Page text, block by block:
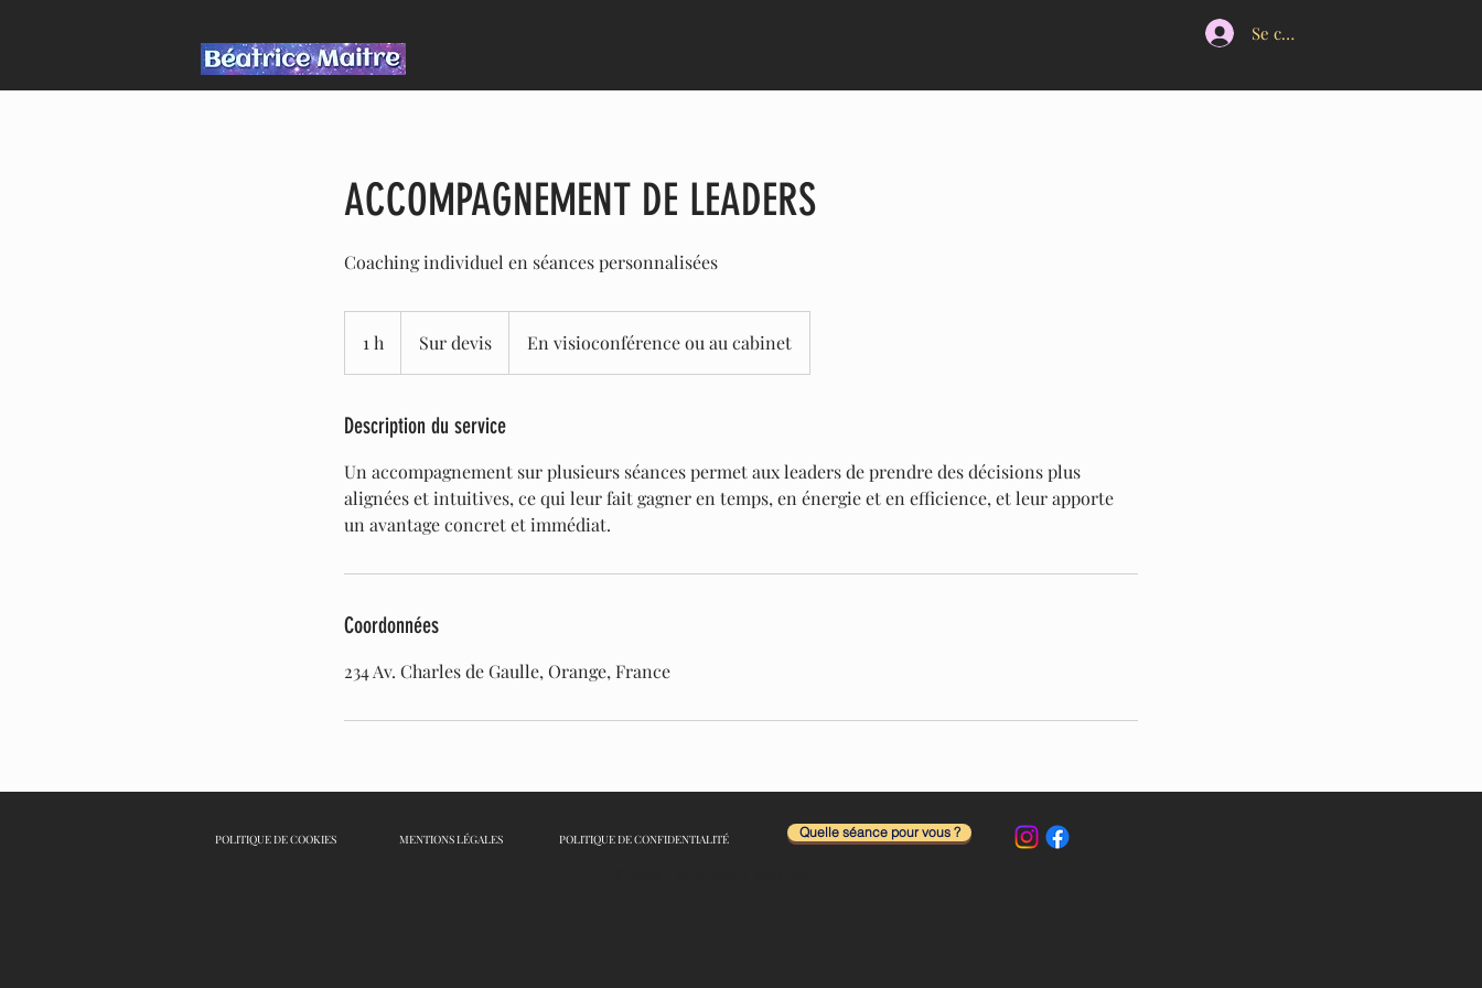
Se connecter
ACCOMPAGNEMENT DE LEADERS
Coaching individuel en séances personnalisées
1 h Sur devis En visioconférence ou au cabinet
Description du service
Un accompagnement sur plusieurs séances permet aux leaders de prendre des décisions plus
alignées et intuitives, ce qui leur fait gagner en temps, en énergie et en efficience, et leur apporte
un avantage concret et immédiat.
Coordonnées
234 Av. Charles de Gaulle, Orange, France
POLITIQUE DE COOKIES MENTIONS LÉGALES POLITIQUE DE CONFIDENTIALITÉ Quelle séance pour vous ?